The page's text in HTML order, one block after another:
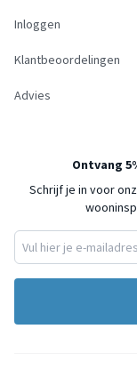
Inloggen
Klantbeoordelingen
Advies
Ontvang
Schrijf je in voor